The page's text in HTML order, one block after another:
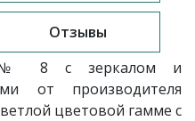
Отзывы
№ 8 с зеркалом и
от производителя
цветовой гамме с